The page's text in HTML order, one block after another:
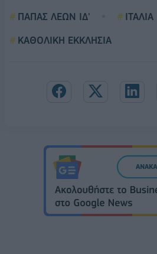
ΠΑΠΑΣ ΛΕΩΝ ΙΔ'
ΙΤΑΛΙΑ
ΚΑΘΟΛΙΚΗ ΕΚΚΛΗΣΙΑ